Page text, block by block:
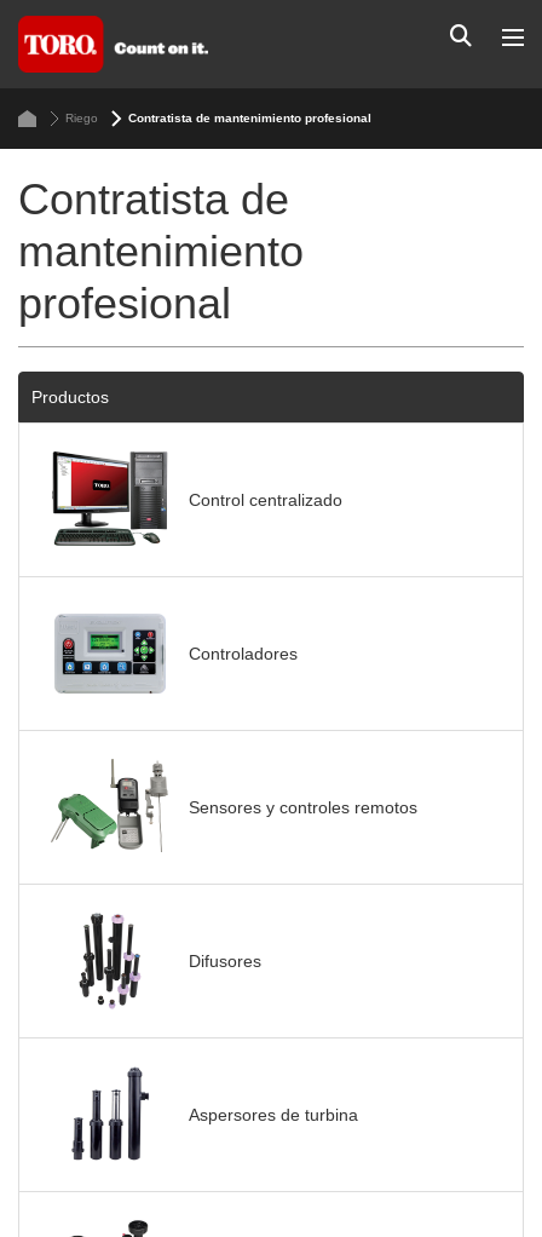
Riego Contratista de mantenimiento profesional
Contratista de
mantenimiento
profesional
Productos
Control centralizado
Controladores
Sensores y controles remotos
Difusores
Aspersores de turbina